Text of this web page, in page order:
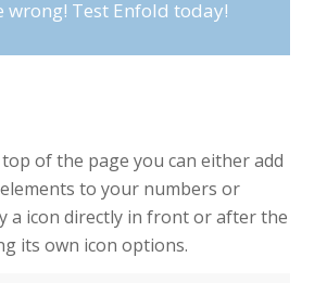
wrong! Test Enfold today!
of the page you can either add
to your numbers or
a icon directly in front or after the
its own icon options.